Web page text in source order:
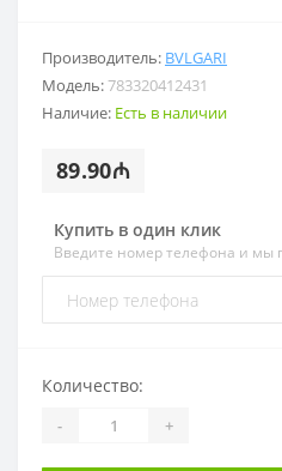
Производитель: BVLGARI
Модель:783320412431
Наличие: Есть в наличии
89.90₼
Купить в один клик
Введите номер телефона и мы
Количество:
- +